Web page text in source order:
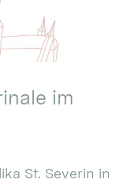
im
St. Severin in